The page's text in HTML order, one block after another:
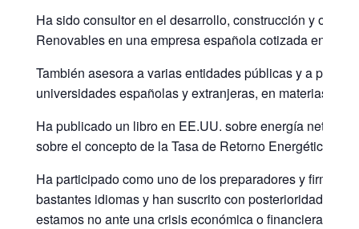
Ha sido consultor en el desarrollo, construcción y
Renovables en una empresa española cotizada en
También asesora a varias entidades públicas y a
universidades españolas y extranjeras, en materias
Ha publicado un libro en EE.UU. sobre energía neta
sobre el concepto de la Tasa de Retorno Energético de
Ha participado como uno de los preparadores y
bastantes idiomas y han suscrito con posterioridad
estamos no ante una crisis económica o financiera